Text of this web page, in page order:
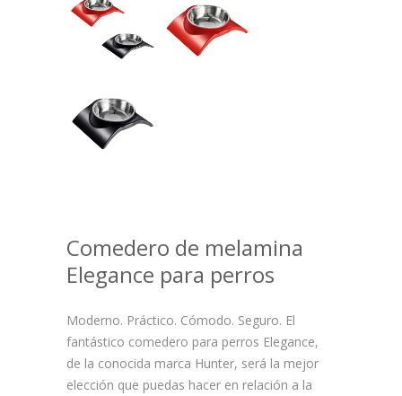
Comedero de melamina
Elegance para perros
Moderno. Práctico. Cómodo. Seguro. El
fantástico comedero para perros Elegance,
de la conocida marca Hunter, será la mejor
elección que puedas hacer en relación a la